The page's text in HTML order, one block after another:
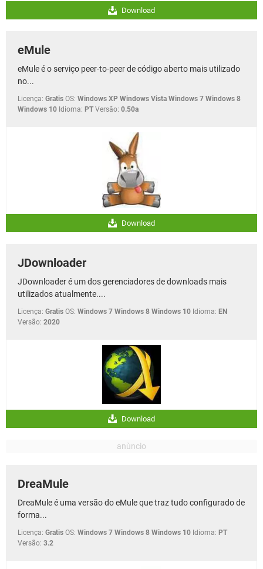
Download
eMule
eMule é o serviço peer-to-peer de código aberto mais utilizado
no...
Licença: Gratis OS: Windows XP Windows Vista Windows 7 Windows 8
Windows 10 Idioma: PT Versão: 0.50a
Download
JDownloader
JDownloader é um dos gerenciadores de downloads mais
utilizados atualmente....
Licença: Gratis OS: Windows 7 Windows 8 Windows 10 Idioma: EN
Versão: 2020
Download
DreaMule
DreaMule é uma versão do eMule que traz tudo configurado de
forma...
Licença: Gratis OS: Windows 7 Windows 8 Windows 10 Idioma: PT
Versão: 3.2